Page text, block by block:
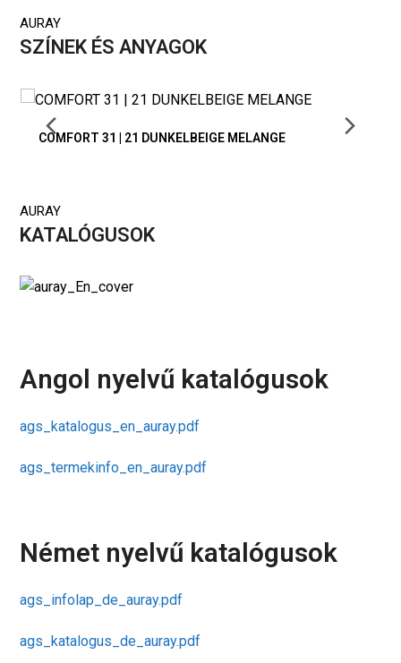
AURAY
SZÍNEK ÉS ANYAGOK
COMFORT 31 | 21 DUNKELBEIGE MELANGE
Previous
AURAY
KATALÓGUSOK
Angol nyelvű katalógusok
ags_katalogus_en_auray.pdf
ags_termekinfo_en_auray.pdf
Német nyelvű katalógusok
ags_infolap_de_auray.pdf
ags_katalogus_de_auray.pdf